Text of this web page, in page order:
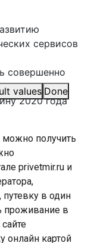
values Done
сервисов
совершенно
по
2020 года
получить
privetmir.ru и
в один
проживание в
онлайн картой